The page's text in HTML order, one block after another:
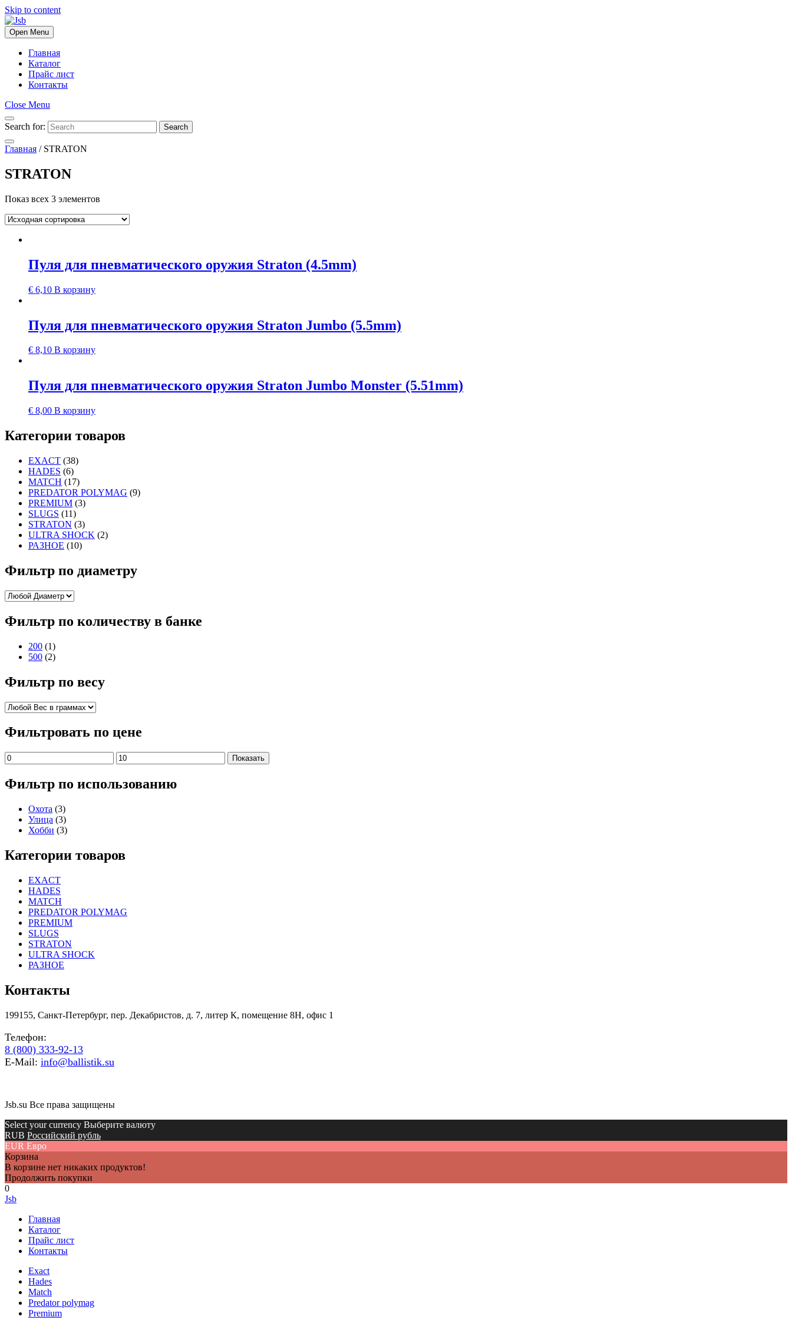
Skip to content
Open Menu
Главная
Каталог
Прайс лист
Контакты
Close Menu
Search for: Search
Главная / STRATON
STRATON
Показ всех 3 элементов
Пуля для пневматического оружия Straton (4.5mm)
€ 6,10 В корзину
Пуля для пневматического оружия Straton Jumbo (5.5mm)
€ 8,10 В корзину
Пуля для пневматического оружия Straton Jumbo Monster (5.51mm)
€ 8,00 В корзину
Категории товаров
EXACT (38)
HADES (6)
MATCH (17)
PREDATOR POLYMAG (9)
PREMIUM (3)
SLUGS (11)
STRATON (3)
ULTRA SHOCK (2)
РАЗНОЕ (10)
Фильтр по диаметру
Фильтр по количеству в банке
200 (1)
500 (2)
Фильтр по весу
Фильтровать по цене
Показать
Фильтр по использованию
Охота (3)
Улица (3)
Хобби (3)
Категории товаров
EXACT
HADES
MATCH
PREDATOR POLYMAG
PREMIUM
SLUGS
STRATON
ULTRA SHOCK
РАЗНОЕ
Контакты
199155, Санкт-Петербург, пер. Декабристов, д. 7, литер К, помещение 8Н, офис 1
Телефон:
8 (800) 333-92-13
E-Mail: info@ballistik.su
Jsb.su Все права защищены
Select your currency Выберите валюту
RUB Российский рубль
EUR Евро
Корзина
В корзине нет никаких продуктов!
Продолжить покупки
0
Jsb
Главная
Каталог
Прайс лист
Контакты
Exact
Hades
Match
Predator polymag
Premium